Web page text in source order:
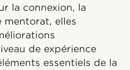
la connexion, la
mentorat, elles
de expérience
essentiels de la